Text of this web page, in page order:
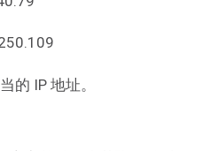
的 IP 地址。